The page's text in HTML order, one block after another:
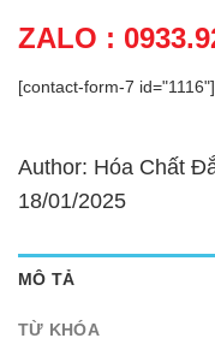
ZALO :
[contact-form-7 id="1116"]
Author: Hóa Chất
18/01/2025
MÔ TẢ
TỪ KHÓA